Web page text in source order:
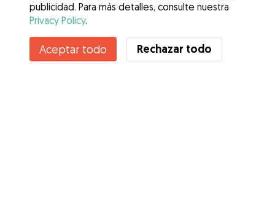
¿Conoces los Beneficios de Gudog? Ver más
publicidad. Para más detalles, consulte nuestra
Privacy Policy.
Aceptar todo Rechazar todo